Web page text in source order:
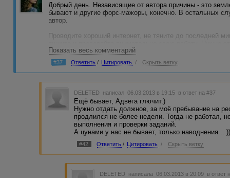
Добрый день. Независящие от автора причины - это
бывают и другие форс-мажоры, конечно. В остальных
автор.
Проводите хороший интернет, не тяните до последней
вашей работы зависит заказчик. И вы не только портите
других.
Показать весь комментарий
#37 Ответить / Цитировать / Скрыть ветку
DELETED написал 06.03.2013 в 19:15 в ответ на #37
Ещё бывает, Адвега глючит.)
Нужно отдать должное, за моё пребывание на
продлился не более недели. Тогда не работал,
выполнения и проверки заданий.
А цунами у нас не бывает, только наводнения...
#42 Ответить / Цитировать / Скрыть ветку
DELETED написала 06.03.2013 в 20:09 в ответ